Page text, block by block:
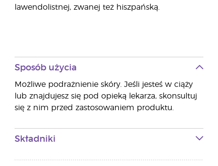
lawendolistnej, zwanej też hiszpańską.
Sposób użycia
Możliwe podrażnienie skóry. Jeśli jesteś w ciąży
lub znajdujesz się pod opieką lekarza, skonsultuj
się z nim przed zastosowaniem produktu.
Składniki